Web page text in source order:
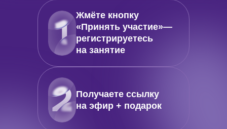
Жмёте кнопку
«Принять участие»—
регистрируетесь
на занятие
Получаете ссылку
на эфир + подарок